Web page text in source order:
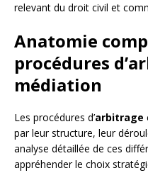
relevant du droit civil et
Anatomie
procédures
médiation
Les procédures d’arbitrage
par leur structure, leur
analyse détaillée de ces
appréhender le choix